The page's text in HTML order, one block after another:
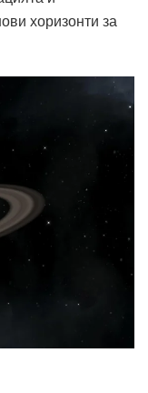
хоризонти за